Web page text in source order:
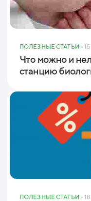
ПОЛЕЗНЫЕ СТАТЬИ •
Что можно и
станцию
ПОЛЕЗНЫЕ СТАТЬИ •